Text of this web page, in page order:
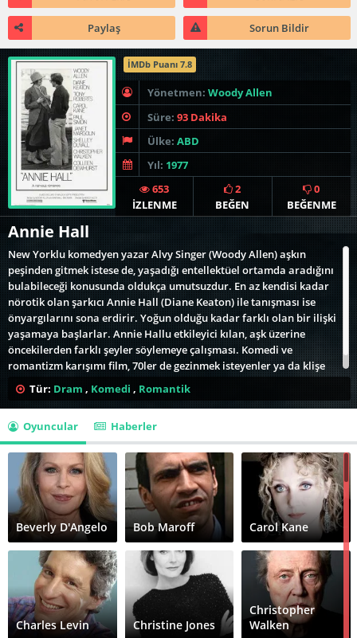
Paylaş Sorun Bildir
İMDb Puanı 7.8
Yönetmen: Woody Allen
Süre: 93 Dakika
Ülke: ABD
Yıl: 1977
653
İZLENME
2
BEĞEN
0
BEĞENME
Annie Hall
New Yorklu komedyen yazar Alvy Singer (Woody Allen) aşkın
peşinden gitmek istese de, yaşadığı entellektüel ortamda aradığını
bulabileceği konusunda oldukça umutsuzdur. En az kendisi kadar
nörotik olan şarkıcı Annie Hall (Diane Keaton) ile tanışması ise
önyargılarını sona erdirir. Yoğun olduğu kadar farklı olan bir ilişki
yaşamaya başlarlar. Annie Hallu etkileyici kılan, aşk üzerine
öncekilerden farklı şeyler söylemeye çalışması. Komedi ve
romantizm karışımı film, 70ler de gezinmek isteyenler ya da klişe
aşk tasvirlerinden sıkılmışlar için iyi bir alternatif.
Tür: Dram , Komedi , Romantik
Oyuncular Haberler
Beverly D'Angelo Bob Maroff Carol Kane
Charles Levin Christine Jones
Christopher
Walken